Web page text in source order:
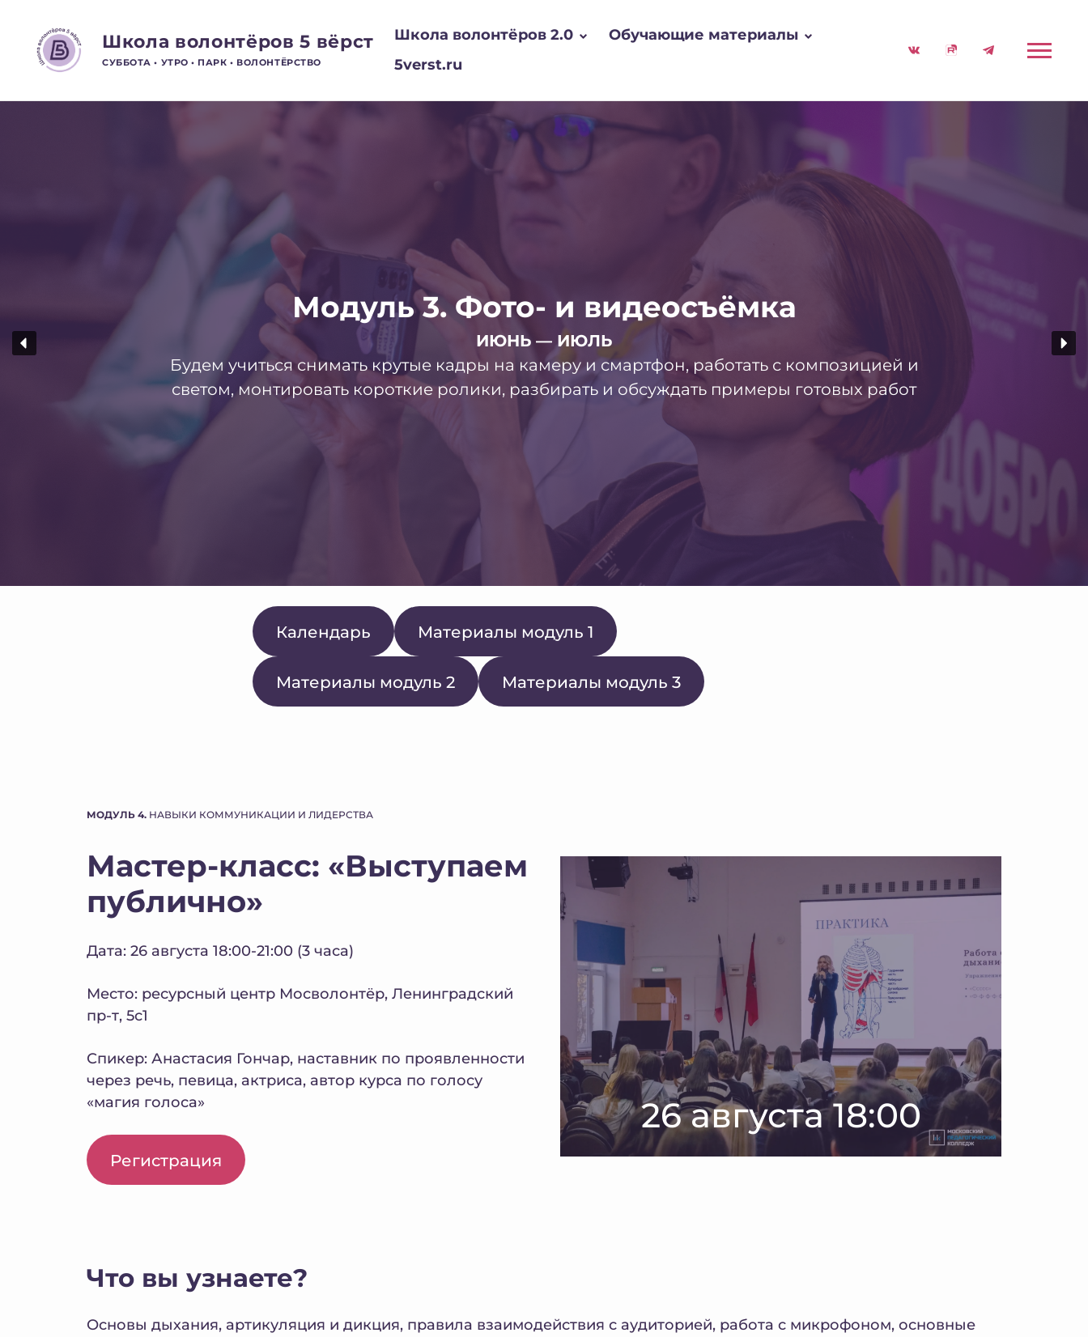
Школа волонтёров 5 вёрст
СУББОТА • УТРО • ПАРК • ВОЛОНТЁРСТВО
Школа волонтёров 2.0
Обучающие материалы
5verst.ru
Модуль 3. Фото- и видеосъёмка
ИЮНЬ — ИЮЛЬ
Будем учиться снимать крутые кадры на камеру и смартфон, работать с композицией и
светом, монтировать короткие ролики, разбирать и обсуждать примеры готовых работ
Календарь Материалы модуль 1
Материалы модуль 2 Материалы модуль 3
МОДУЛЬ 4. НАВЫКИ КОММУНИКАЦИИ И ЛИДЕРСТВА
Мастер-класс: «Выступаем
публично»
Дата: 26 августа 18:00-21:00 (3 часа)
Место: ресурсный центр Мосволонтёр, Ленинградский
пр-т, 5с1
Спикер: Анастасия Гончар, наставник по проявленности
через речь, певица, актриса, автор курса по голосу
«магия голоса»
Регистрация
26 августа 18:00
Что вы узнаете?
Основы дыхания, артикуляция и дикция, правила взаимодействия с аудиторией, работа с микрофоном, основные